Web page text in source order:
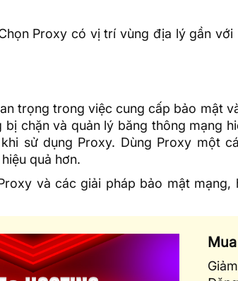
Proxy có vị trí vùng địa lý gần
trọng trong việc cung cấp bảo mật
chặn và quản lý băng thông mạng
sử dụng Proxy. Dùng Proxy một
quả hơn.
và các giải pháp bảo mật